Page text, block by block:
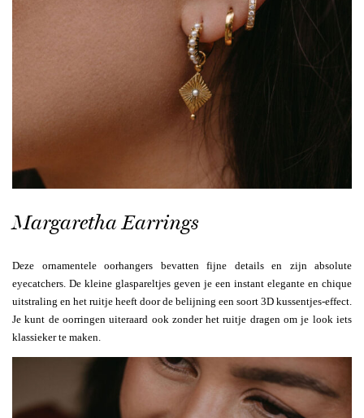
Margaretha Earrings
Deze ornamentele oorhangers bevatten fijne details en zijn absolute
eyecatchers. De kleine glaspareltjes geven je een instant elegante en chique
uitstraling en het ruitje heeft door de belijning een soort 3D kussentjes-effect.
Je kunt de oorringen uiteraard ook zonder het ruitje dragen om je look iets
klassieker te maken.